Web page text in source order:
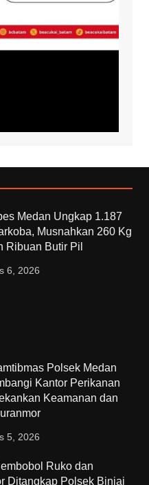
Medan Ungkap 1.187
Musnahkan 260 Kg
Ribuan Butir Pil
6, 2026
Polsek Medan
Kantor Perikanan
Keamanan dan
5, 2026
Ruko dan
Ditangkap Polsek Binjai